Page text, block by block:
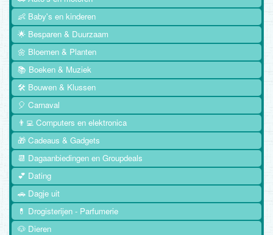
👶 Baby's en kinderen
🌟 Besparen & Duurzaam
🌼 Bloemen & Planten
📚 Boeken & Muziek
🛠️ Bouwen & Klussen
🎈 Carnaval
👨‍💻 Computers en elektronica
🎁 Cadeaus & Gadgets
📆 Dagaanbiedingen en Groupdeals
💕 Dating
🚗 Dagje uit
💊 Drogisterijen - Parfumerie
🐶 Dieren